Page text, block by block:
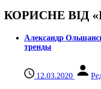
КОРИСНЕ ВІД
Александр
тренды
12.03.2020